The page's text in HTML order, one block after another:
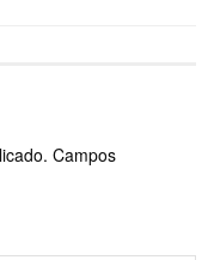
Campos